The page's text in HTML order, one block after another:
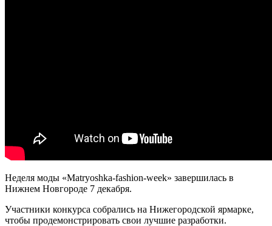
Неделя моды «Matryoshka-fashion-week» завершилась в
Нижнем Новгороде 7 декабря.
Участники конкурса собрались на Нижегородской ярмарке,
чтобы продемонстрировать свои лучшие разработки.